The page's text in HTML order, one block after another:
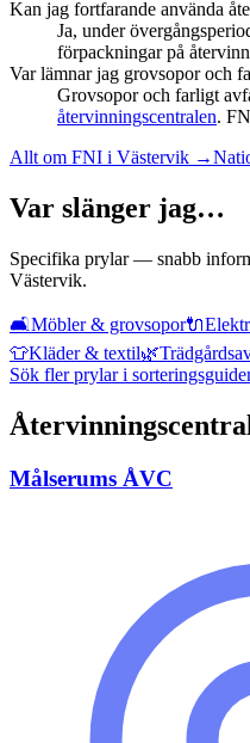
Kan jag fortfarande använda
Ja, under
förpackningar på
Var lämnar jag grovsopor och
Grovsopor och farligt
återvinningscentralen.
Allt om FNI i Västervik →
Var slänger jag…
Specifika prylar — snabb
Västervik.
🛋️Möbler & grovsopor🔌
👕Kläder & textil🌿
Sök fler prylar i
Målserums ÅVC